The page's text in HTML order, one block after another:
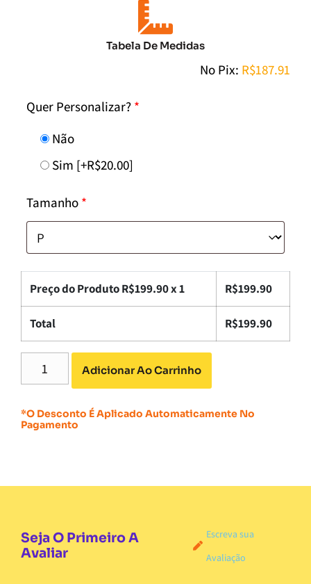
Tabela De Medidas
No Pix: R$187.91
Quer Personalizar? *
Não
Sim [+R$20.00]
Tamanho *
Preço do Produto R$199.90x 1 R$199.90
Total R$199.90
Adicionar Ao Carrinho
*O Desconto É Aplicado Automaticamente No
Pagamento
Seja O Primeiro A
Avaliar
Escreva sua
Avaliação